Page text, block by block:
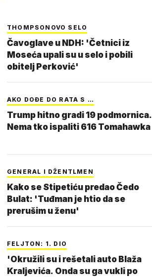
THOMPSONOVO SELO
Čavoglave u NDH: 'Četnici iz
Moseća upali su u selo i pobili
obitelj Perković'
AKO DOĐE DO RATA S …
Trump hitno gradi 19 podmornica.
Nema tko ispaliti 616 Tomahawka
GENERAL I DŽENTLMEN
Kako se Stipetiću predao Čedo
Bulat: 'Tuđman je htio da se
prerušim u ženu'
FELJTON: 1. DIO
'Okružili su i rešetali auto Blaža
Kraljevića. Onda su ga vukli po